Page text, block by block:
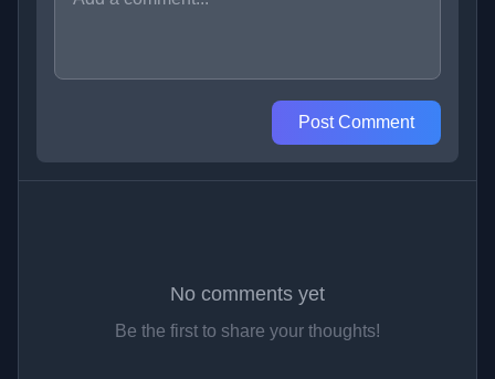
Post Comment
No comments yet
Be the first to share your thoughts!